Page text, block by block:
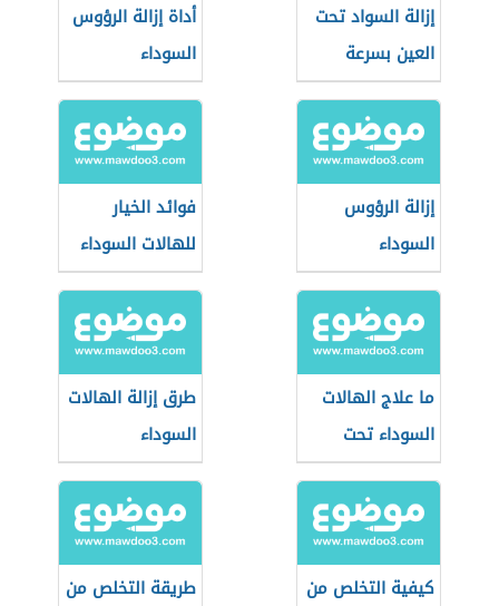
إزالة السواد تحت
العين بسرعة
أداة إزالة الرؤوس
السوداء
إزالة الرؤوس
السوداء
فوائد الخيار
للهالات السوداء
ما علاج الهالات
السوداء تحت
العين
طرق إزالة الهالات
السوداء
كيفية التخلص من
طريقة التخلص من